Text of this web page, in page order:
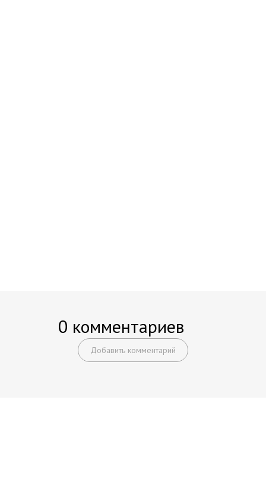
0 комментариев
Добавить комментарий